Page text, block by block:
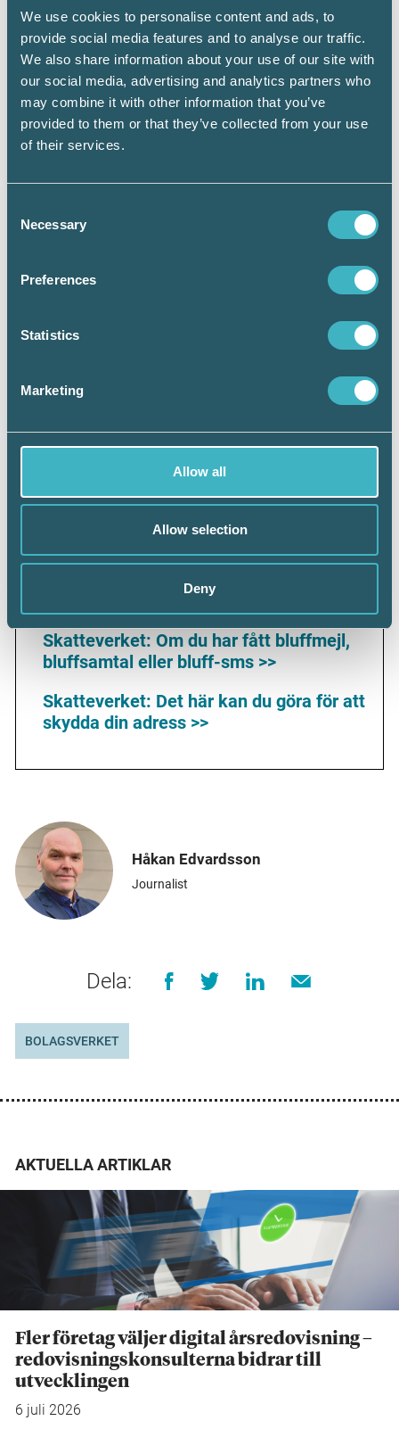
We use cookies to personalise content and ads, to
provide social media features and to analyse our traffic.
We also share information about your use of our site with
our social media, advertising and analytics partners who
may combine it with other information that you’ve
provided to them or that they’ve collected from your use
of their services.
Selection
Necessary
Preferences
Statistics
Marketing
Allow all
Allow selection
Deny
är fel. Att avsiktligt vara felaktigt folkbokförd
är ett brott.
Med tjänsten Spärra obehörig adressändring
kan du hindra att någon annan ändrar din
adress. Där anger du att flyttanmälan och
anmälan av särskild postadress ska göras via
Skatteverkets e-tjänster. E-legitimation krävs.
– Det finns många enkla saker man kan göra direkt. Att ha
okänd länk i ett mejl eller sms låter självklart men det
slarvas fortfarande med det, konstaterar Zennie Sjölund,
Bolagsverket: Skydda ditt företag mot
Skatteverket: Om du har fått bluffmejl,
bluffsamtal eller bluff-sms >>
Skatteverket: Det här kan du göra för att
skydda din adress >>
Håkan Edvardsson
Journalist
Dela:
BOLAGSVERKET
AKTUELLA ARTIKLAR
Fler företag väljer digital årsredovisning –
redovisningskonsulterna bidrar till
utvecklingen
6 juli 2026